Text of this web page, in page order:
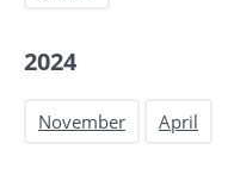
2024
November April